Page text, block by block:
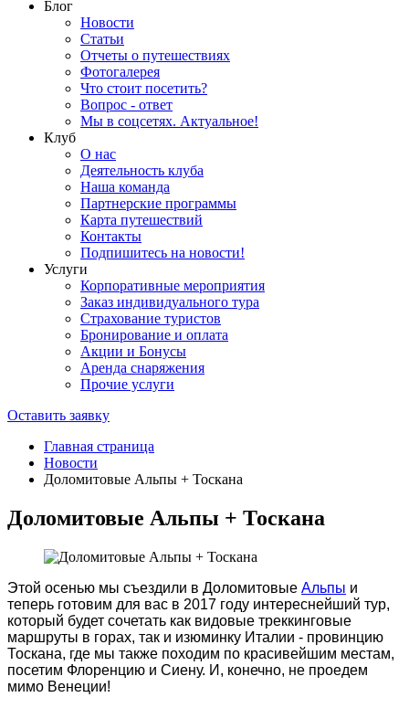
Блог
Новости
Статьи
Отчеты о путешествиях
Фотогалерея
Что стоит посетить?
Вопрос - ответ
Мы в соцсетях. Актуальное!
Клуб
О нас
Деятельность клуба
Наша команда
Партнерские программы
Карта путешествий
Контакты
Подпишитесь на новости!
Услуги
Корпоративные мероприятия
Заказ индивидуального тура
Страхование туристов
Бронирование и оплата
Акции и Бонусы
Аренда снаряжения
Прочие услуги
Оставить заявку
Главная страница
Новости
Доломитовые Альпы + Тоскана
Доломитовые Альпы + Тоскана
Этой осенью мы съездили в Доломитовые Альпы и
теперь готовим для вас в 2017 году интереснейший тур,
который будет сочетать как видовые треккинговые
маршруты в горах, так и изюминку Италии - провинцию
Тоскана, где мы также походим по красивейшим местам,
посетим Флоренцию и Сиену. И, конечно, не проедем
мимо Венеции!